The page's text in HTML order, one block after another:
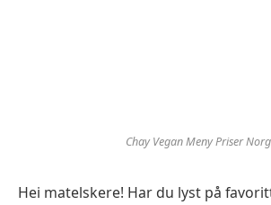
Chay Vegan Meny Priser
Hei matelskere! Har du lyst på